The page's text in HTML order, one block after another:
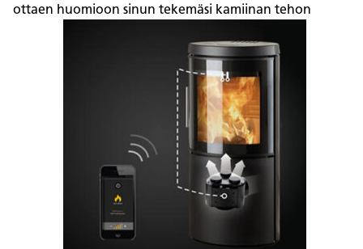
ottaen huomioon sinun tekemäsi kamiinan tehon